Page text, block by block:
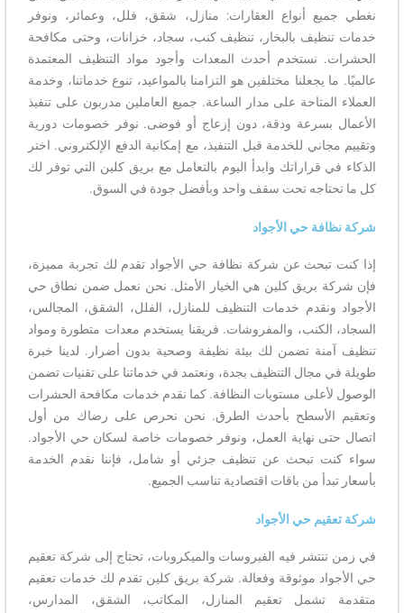
نغطي جميع أنواع العقارات: منازل، شقق، فلل، وعمائر، ونوفر
خدمات تنظيف بالبخار، تنظيف كنب، سجاد، خزانات، وحتى مكافحة
الحشرات. نستخدم أحدث المعدات وأجود مواد التنظيف المعتمدة
عالميًا. ما يجعلنا مختلفين هو التزامنا بالمواعيد، تنوع خدماتنا، وخدمة
العملاء المتاحة على مدار الساعة. جميع العاملين مدربون على تنفيذ
الأعمال بسرعة ودقة، دون إزعاج أو فوضى. نوفر خصومات دورية
وتقييم مجاني للخدمة قبل التنفيذ، مع إمكانية الدفع الإلكتروني. اختر
الذكاء في قراراتك وابدأ اليوم بالتعامل مع بريق كلين التي توفر لك
كل ما تحتاجه تحت سقف واحد وبأفضل جودة في السوق.
شركة نظافة حي الأجواد
إذا كنت تبحث عن شركة نظافة حي الأجواد تقدم لك تجربة مميزة،
فإن شركة بريق كلين هي الخيار الأمثل. نحن نعمل ضمن نطاق حي
الأجواد ونقدم خدمات التنظيف للمنازل، الفلل، الشقق، المجالس،
السجاد، الكنب، والمفروشات. فريقنا يستخدم معدات متطورة ومواد
تنظيف آمنة تضمن لك بيئة نظيفة وصحية بدون أضرار. لدينا خبرة
طويلة في مجال التنظيف بجدة، ونعتمد في خدماتنا على تقنيات تضمن
الوصول لأعلى مستويات النظافة. كما نقدم خدمات مكافحة الحشرات
وتعقيم الأسطح بأحدث الطرق. نحن نحرص على رضاك من أول
اتصال حتى نهاية العمل، ونوفر خصومات خاصة لسكان حي الأجواد.
سواء كنت تبحث عن تنظيف جزئي أو شامل، فإننا نقدم الخدمة
بأسعار تبدأ من باقات اقتصادية تناسب الجميع.
شركة تعقيم حي الأجواد
في زمن تنتشر فيه الفيروسات والميكروبات، تحتاج إلى شركة تعقيم
حي الأجواد موثوقة وفعالة. شركة بريق كلين تقدم لك خدمات تعقيم
متقدمة تشمل تعقيم المنازل، المكاتب، الشقق، المدارس،